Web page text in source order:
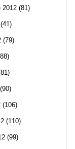
2012 (81)
(41)
(79)
(90)
(106)
(110)
(99)